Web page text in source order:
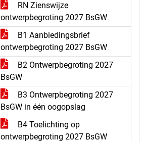
RN Zienswijze
ontwerpbegroting 2027 BsGW
B1 Aanbiedingsbrief
ontwerpbegroting 2027 BsGW
B2 Ontwerpbegroting 2027
BsGW
B3 Ontwerpbegroting 2027
BsGW in één oogopslag
B4 Toelichting op
ontwerpbegroting 2027 BsGW